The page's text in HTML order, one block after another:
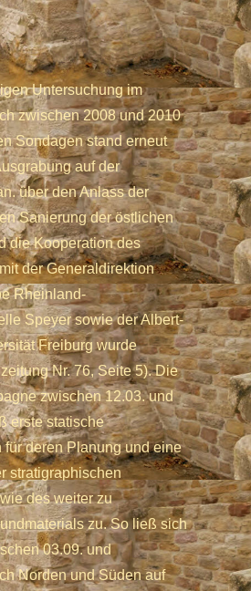
Untersuchung im
zwischen 2008 und 2010
Sondagen stand erneut
auf der
über den Anlass der
Sanierung der östlichen
die Kooperation des
der Generaldirektion
Rheinland-
Speyer sowie der Albert-
Freiburg wurde
Nr. 76, Seite 5). Die
zwischen 12.03. und
erste statische
für deren Planung und eine
stratigraphischen
des weiter zu
zu. So ließ sich
03.09. und
Norden und Süden auf